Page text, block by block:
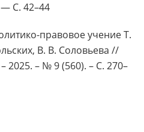
С. 42–44
правовое учение Т.
В. В. Соловьева //
2025. – № 9 (560). – С. 270–